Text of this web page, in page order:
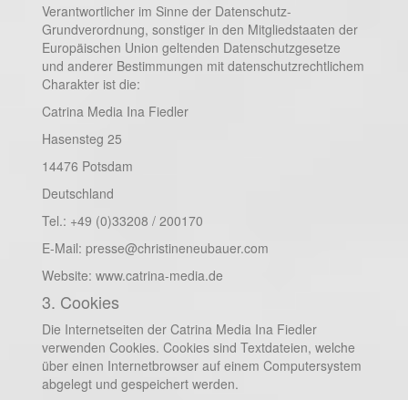
Verantwortlicher im Sinne der Datenschutz-
Grundverordnung, sonstiger in den Mitgliedstaaten der
Europäischen Union geltenden Datenschutzgesetze
und anderer Bestimmungen mit datenschutzrechtlichem
Charakter ist die:
Catrina Media Ina Fiedler
Hasensteg 25
14476 Potsdam
Deutschland
Tel.: +49 (0)33208 / 200170
E-Mail: presse@christineneubauer.com
Website: www.catrina-media.de
3. Cookies
Die Internetseiten der Catrina Media Ina Fiedler
verwenden Cookies. Cookies sind Textdateien, welche
über einen Internetbrowser auf einem Computersystem
abgelegt und gespeichert werden.